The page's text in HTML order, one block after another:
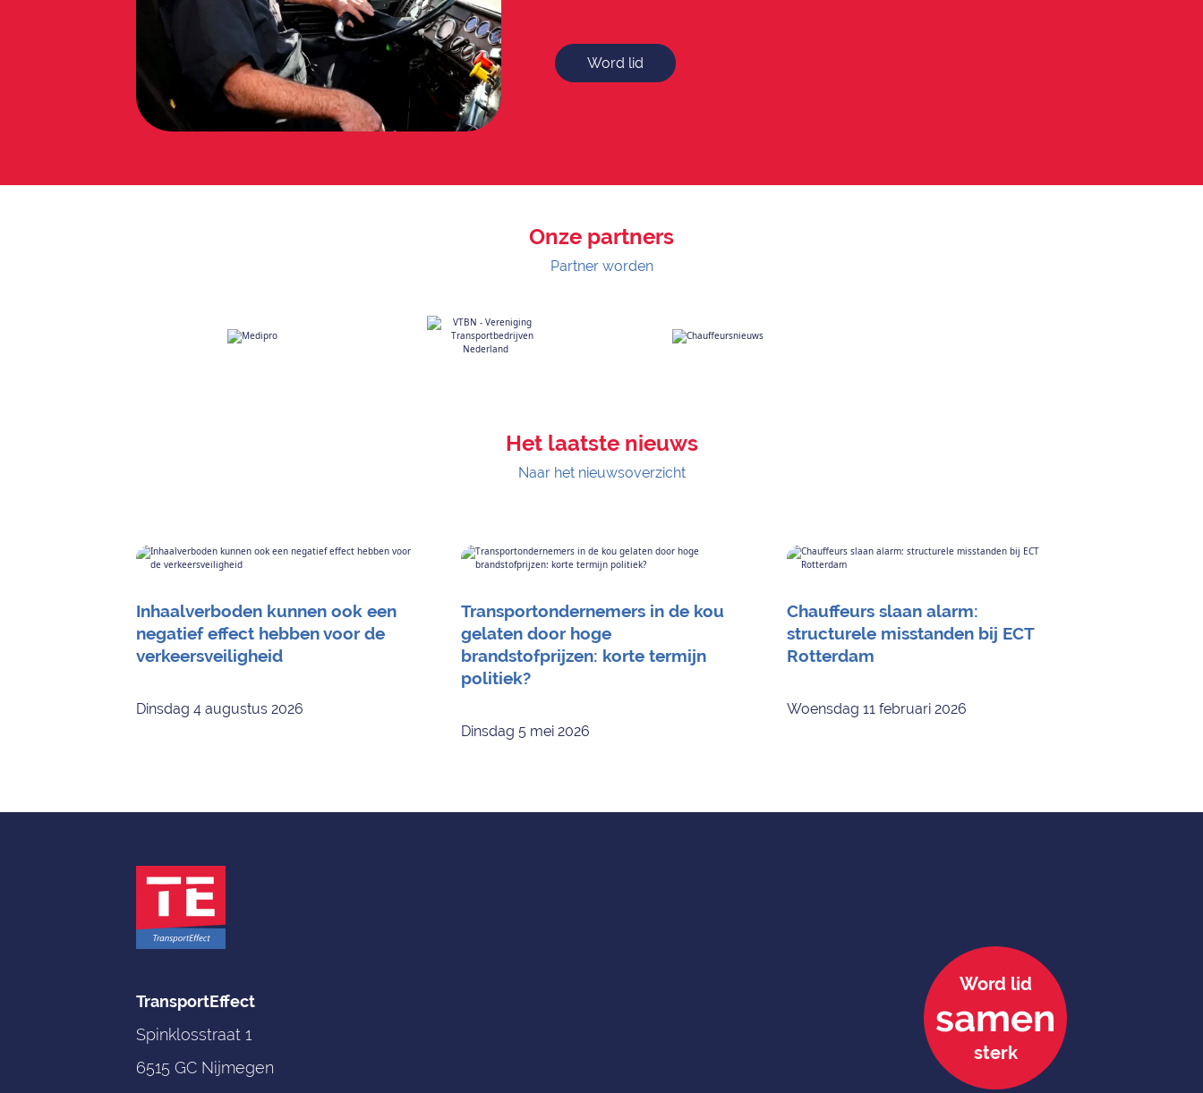
Word lid
Onze partners
Partner worden
Het laatste nieuws
Naar het nieuwsoverzicht
Inhaalverboden kunnen ook een
negatief effect hebben voor de
verkeersveiligheid
Dinsdag 4 augustus 2026
Transportondernemers in de kou
gelaten door hoge
brandstofprijzen: korte termijn
politiek?
Dinsdag 5 mei 2026
Chauffeurs slaan alarm:
structurele misstanden bij ECT
Rotterdam
Woensdag 11 februari 2026
TransportEffect
Spinklosstraat 1
6515 GC Nijmegen
Word lid
samen
sterk